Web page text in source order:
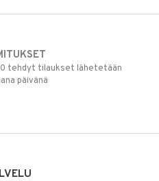
tehdyt tilaukset lähetetään
päivänä